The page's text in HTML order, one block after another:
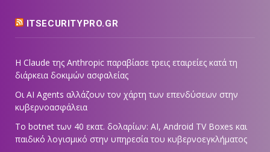
ITSECURITYPRO.GR
Η Claude της Anthropic παραβίασε τρεις εταιρείες κατά τη
διάρκεια δοκιμών ασφαλείας
Οι AI Agents αλλάζουν τον χάρτη των επενδύσεων στην
κυβερνοασφάλεια
Το botnet των 40 εκατ. δολαρίων: AI, Android TV Boxes και
παιδικό λογισμικό στην υπηρεσία του κυβερνοεγκλήματος